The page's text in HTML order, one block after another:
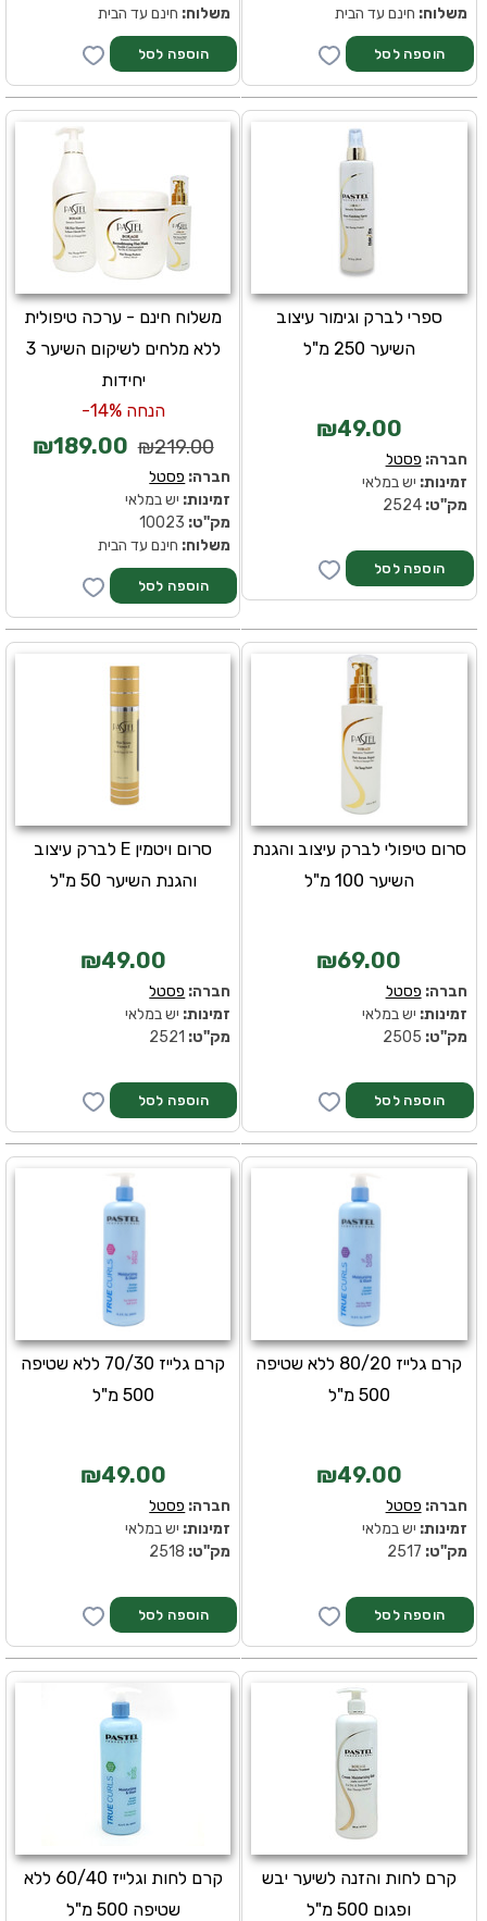
משלוח: חינם עד הבית משלוח: חינם עד הבית
משלוח חינם - ערכה טיפולית
ללא מלחים לשיקום השיער 3
יחידות
הנחה 14%-
₪219.00
₪189.00
חברה: פסטל
זמינות: יש במלאי
מק''ט:
משלוח: חינם עד הבית
ספרי לברק וגימור עיצוב
השיער 250 מ"ל
₪49.00
חברה: פסטל
זמינות: יש במלאי
מק''ט: 2524
סרום ויטמין E לברק עיצוב
והגנת השיער 50 מ"ל
₪49.00
חברה: פסטל
זמינות: יש במלאי
מק''ט:
סרום טיפולי לברק עיצוב והגנת
השיער 100 מ"ל
₪69.00
חברה: פסטל
זמינות: יש במלאי
מק''ט:
קרם גלייז 70/30 ללא שטיפה
500 מ"ל
₪49.00
חברה: פסטל
זמינות: יש במלאי
מק''ט:
קרם גלייז 80/20 ללא שטיפה
500 מ"ל
₪49.00
חברה: פסטל
זמינות: יש במלאי
מק''ט:
קרם לחות וגלייז 60/40 ללא
שטיפה 500 מ"ל
קרם לחות והזנה לשיער יבש
ופגום 500 מ"ל